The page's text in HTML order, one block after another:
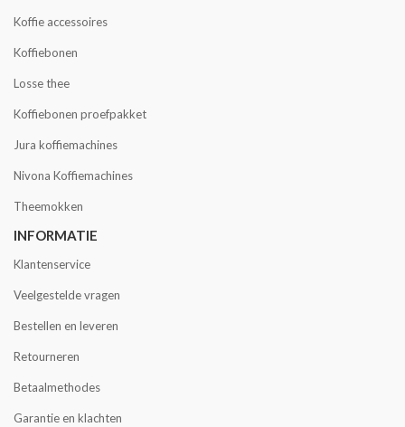
Koffie accessoires
Koffiebonen
Losse thee
Koffiebonen proefpakket
Jura koffiemachines
Nivona Koffiemachines
Theemokken
INFORMATIE
Klantenservice
Veelgestelde vragen
Bestellen en leveren
Retourneren
Betaalmethodes
Garantie en klachten